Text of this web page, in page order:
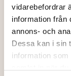
vidarebefordrar
information från
annons- och
Dessa kan i sin
information